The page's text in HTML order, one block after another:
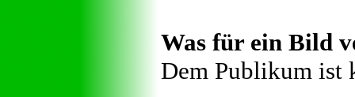
Was für ein Bild
Dem Publikum ist